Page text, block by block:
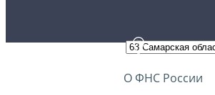
О ФНС России